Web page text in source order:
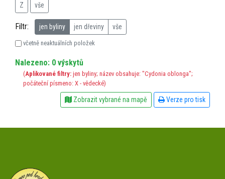
Z vše
Filtr: jen byliny jen dřeviny vše
včetně neaktuálních položek
Nalezeno: 0 výskytů
(Aplikované filtry: jen byliny; název obsahuje: "Cydonia oblonga";
počáteční písmeno: X - vědecké)
Zobrazit vybrané na mapě Verze pro tisk